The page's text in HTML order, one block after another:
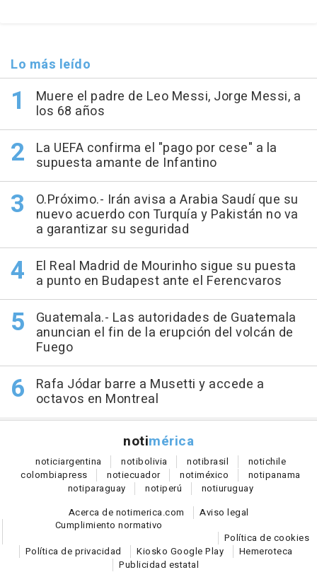
Lo más leído
Muere el padre de Leo Messi, Jorge Messi, a
los 68 años
La UEFA confirma el "pago por cese" a la
supuesta amante de Infantino
O.Próximo.- Irán avisa a Arabia Saudí que su
nuevo acuerdo con Turquía y Pakistán no va
a garantizar su seguridad
El Real Madrid de Mourinho sigue su puesta
a punto en Budapest ante el Ferencvaros
Guatemala.- Las autoridades de Guatemala
anuncian el fin de la erupción del volcán de
Fuego
Rafa Jódar barre a Musetti y accede a
octavos en Montreal
notimérica
noticiargentina notibolivia notibrasil notichile
colombiapress notiecuador notiméxico notipanama
notiparaguay notiperú notiuruguay
Acerca de notimerica.com
Aviso legal
Cumplimiento normativo
Política de cookies
Política de privacidad
Kiosko Google Play
Hemeroteca
Publicidad estatal